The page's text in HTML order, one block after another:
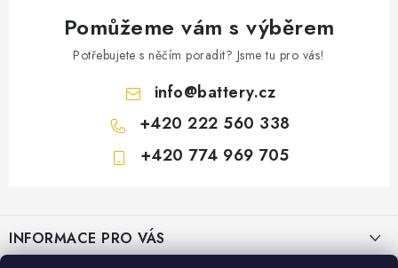
Pomůžeme vám s výběrem
Potřebujete s něčím poradit? Jsme tu pro vás!
info@battery.cz
+420 222 560 338
+420 774 969 705
pINFORMACE PRO VÁS